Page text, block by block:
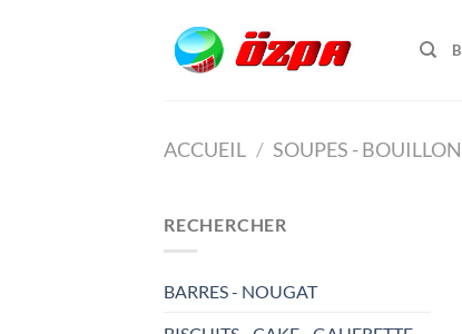
ACCUEIL / SOUPES -
RECHERCHER
BARRES - NOUGAT